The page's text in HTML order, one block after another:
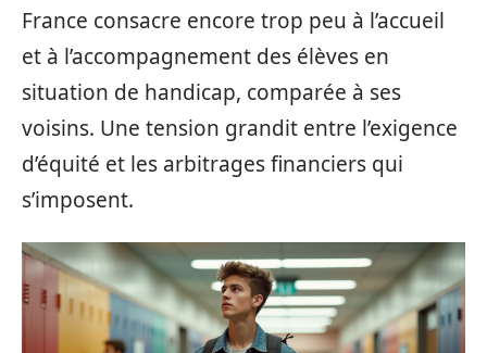
France consacre encore trop peu à l’accueil
et à l’accompagnement des élèves en
situation de handicap, comparée à ses
voisins. Une tension grandit entre l’exigence
d’équité et les arbitrages financiers qui
s’imposent.